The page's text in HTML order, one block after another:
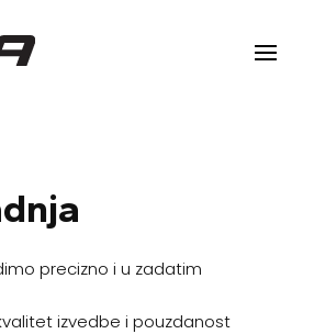
precizno i u zadatim
izvedbe i pouzdanost